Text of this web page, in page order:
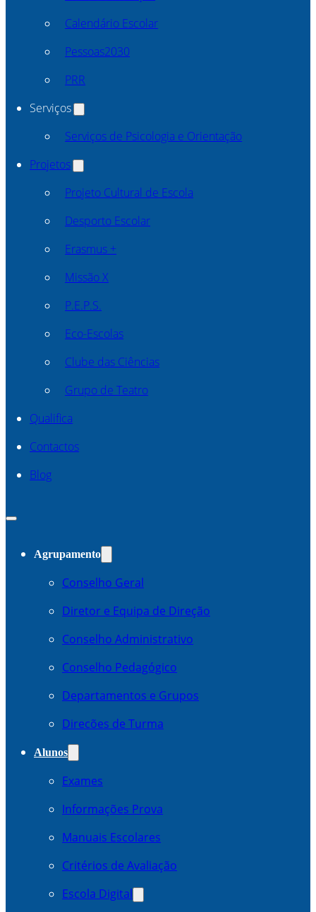
Calendário Escolar
Pessoas2030
PRR
Serviços
Serviços de Psicologia e Orientação
Projetos
Projeto Cultural de Escola
Desporto Escolar
Erasmus +
Missão X
P.E.P.S.
Eco-Escolas
Clube das Ciências
Grupo de Teatro
Qualifica
Contactos
Blog
Agrupamento
Conselho Geral
Diretor e Equipa de Direção
Conselho Administrativo
Conselho Pedagógico
Departamentos e Grupos
Direcões de Turma
Alunos
Exames
Informações Prova
Manuais Escolares
Critérios de Avaliação
Escola Digital